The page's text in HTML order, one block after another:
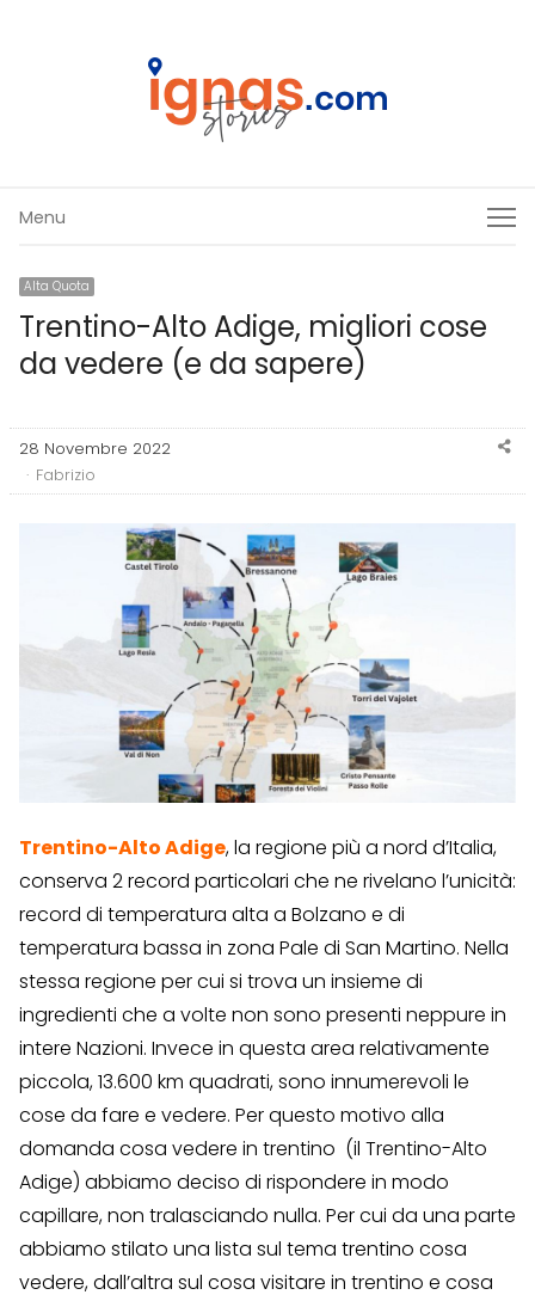
Menu
Menu
Alta Quota
Trentino-Alto Adige, migliori cose
da vedere (e da sapere)
28 Novembre 2022
Author
Fabrizio
Trentino-Alto Adige, la regione più a nord d’Italia,
conserva 2 record particolari che ne rivelano l’unicità:
record di temperatura alta a Bolzano e di
temperatura bassa in zona Pale di San Martino. Nella
stessa regione per cui si trova un insieme di
ingredienti che a volte non sono presenti neppure in
intere Nazioni. Invece in questa area relativamente
piccola, 13.600 km quadrati, sono innumerevoli le
cose da fare e vedere. Per questo motivo alla
domanda cosa vedere in trentino (il Trentino-Alto
Adige) abbiamo deciso di rispondere in modo
capillare, non tralasciando nulla. Per cui da una parte
abbiamo stilato una lista sul tema trentino cosa
vedere, dall’altra sul cosa visitare in trentino e cosa